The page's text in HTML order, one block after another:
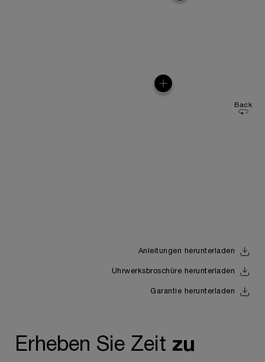
Back
Anleitungen herunterladen
Uhrwerksbroschüre herunterladen
Garantie herunterladen
Erheben Sie Zeit zu